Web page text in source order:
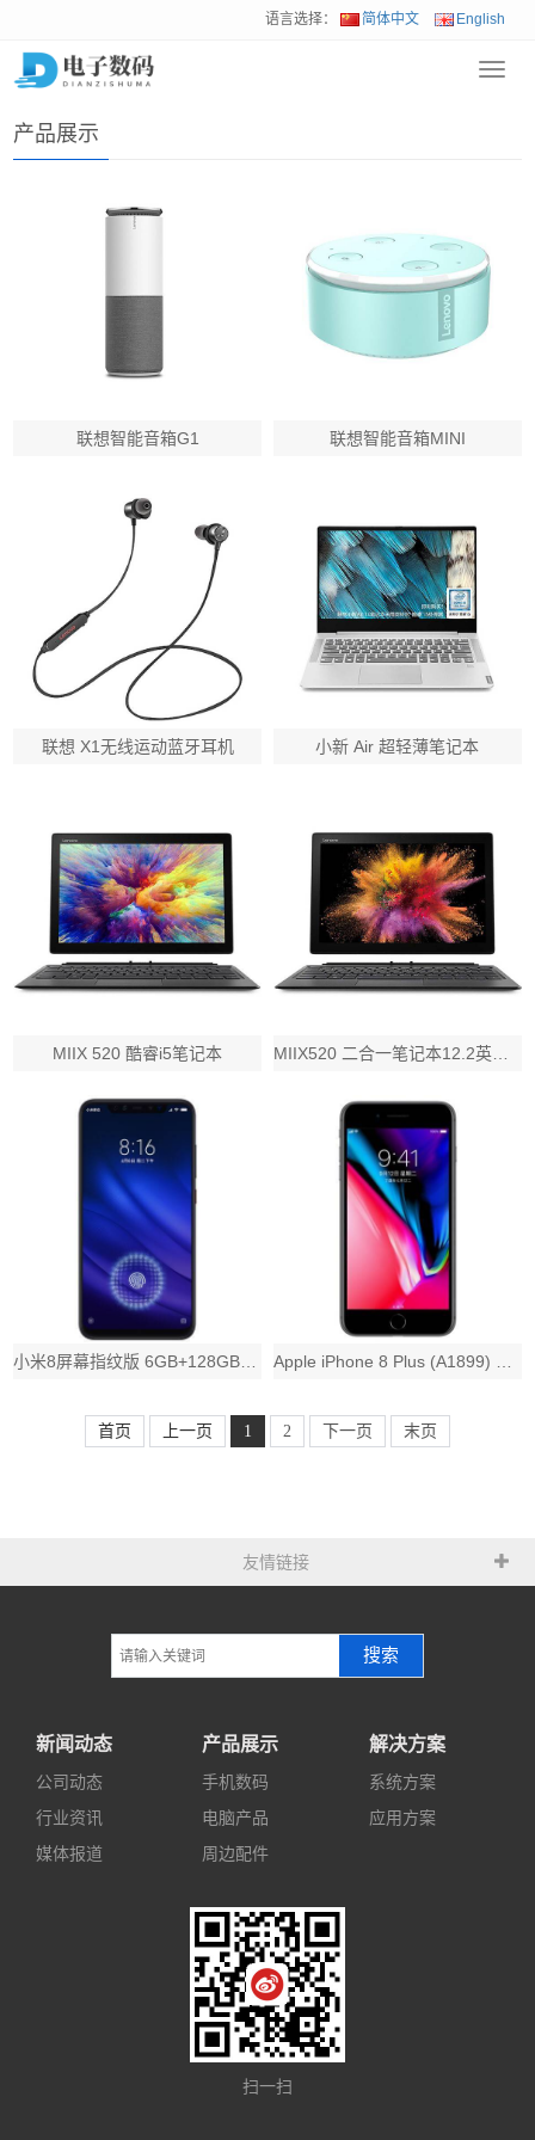
语言选择： 简体中文 English
首页>产品展示
产品展示
联想智能音箱G1 联想智能音箱MINI
联想 X1无线运动蓝牙耳机 小新 Air 超轻薄笔记本
MIIX 520 酷睿i5笔记本 MIIX520 二合一笔记本12.2英寸 i7
首页 上一页 1 2 下一页 末页
友情链接
搜索
新闻动态
公司动态
行业资讯
媒体报道
产品展示
手机数码
电脑产品
周边配件
解决方案
系统方案
应用方案
扫一扫